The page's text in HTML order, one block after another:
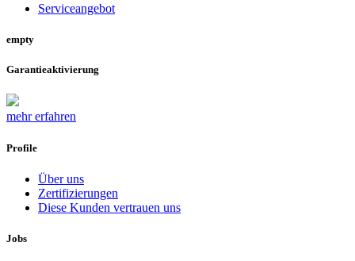
Serviceangebot
empty
Garantieaktivierung
mehr erfahren
Profile
Über uns
Zertifizierungen
Diese Kunden vertrauen uns
Jobs